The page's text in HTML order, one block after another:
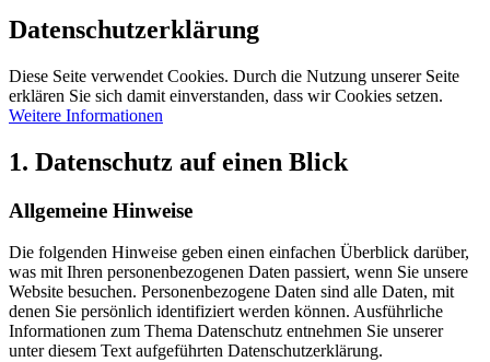
Datenschutzerklärung
Diese Seite verwendet Cookies. Durch die Nutzung unserer Seite
erklären Sie sich damit einverstanden, dass wir Cookies setzen.
Weitere Informationen
1. Datenschutz auf einen Blick
Allgemeine Hinweise
Die folgenden Hinweise geben einen einfachen Überblick darüber,
was mit Ihren personenbezogenen Daten passiert, wenn Sie unsere
Website besuchen. Personenbezogene Daten sind alle Daten, mit
denen Sie persönlich identifiziert werden können. Ausführliche
Informationen zum Thema Datenschutz entnehmen Sie unserer
unter diesem Text aufgeführten Datenschutzerklärung.